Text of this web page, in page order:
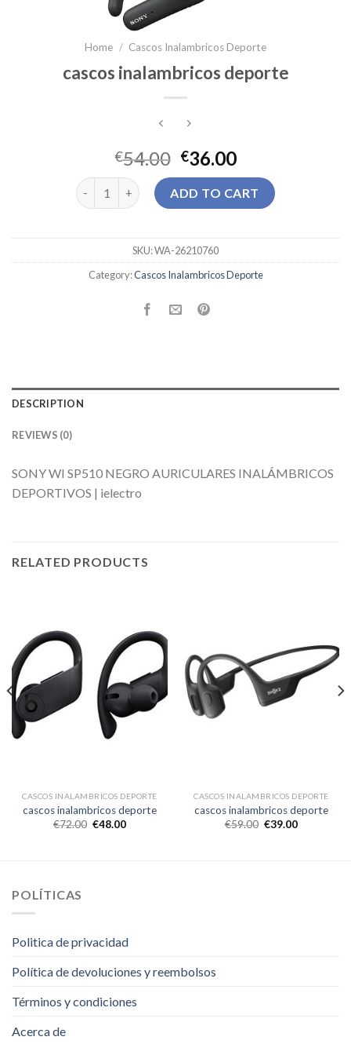
Home / Cascos Inalambricos Deporte
cascos inalambricos deporte
€54.00 €36.00
cascos inalambricos deporte quantity
ADD TO CART
SKU:WA-26210760
Category:Cascos Inalambricos Deporte
DESCRIPTION
REVIEWS (0)
SONY WI SP510 NEGRO AURICULARES INALÁMBRICOS
DEPORTIVOS | ielectro
RELATED PRODUCTS
CASCOS INALAMBRICOS DEPORTE
cascos inalambricos deporte
€72.00 €48.00
CASCOS INALAMBRICOS DEPORTE
cascos inalambricos deporte
€59.00 €39.00
POLÍTICAS
Politica de privacidad
Política de devoluciones y reembolsos
Términos y condiciones
Acerca de